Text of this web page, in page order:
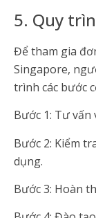
5. Quy
Để tham gia
Singapore,
trình các bước
Bước 1: Tư vấn
Bước 2: Kiểm
dụng.
Bước 3: Hoàn